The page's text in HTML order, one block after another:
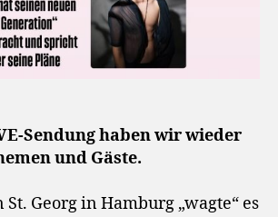
Sendung haben wir wieder
und Gäste.
Georg in Hamburg „wagte“ es